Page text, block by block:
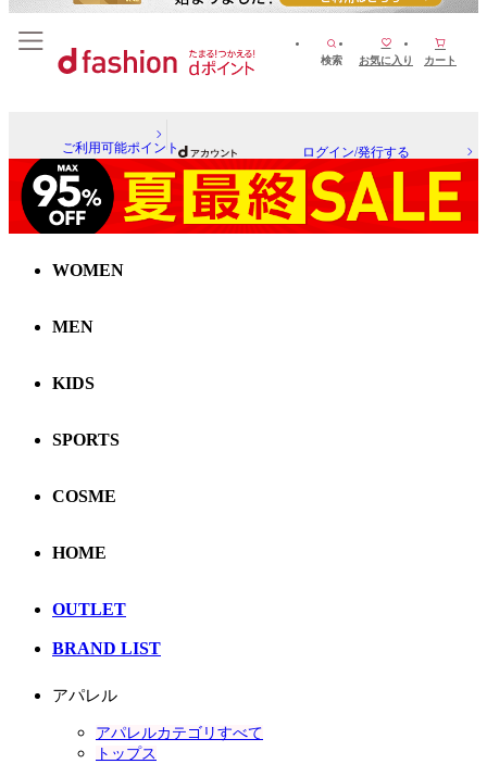
検索 お気に入り カート
ご利用可能ポイント ログイン/発行する
WOMEN
MEN
KIDS
SPORTS
COSME
HOME
OUTLET
BRAND LIST
アパレル
アパレルカテゴリすべて
トップス